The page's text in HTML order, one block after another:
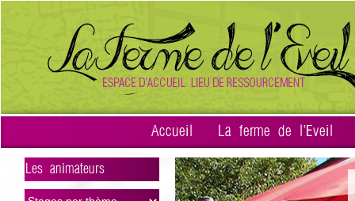
Accueil La ferme de l'Eveil
Les animateurs
>